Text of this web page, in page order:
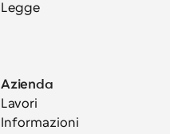
Legge
Azienda
Lavori
Informazioni